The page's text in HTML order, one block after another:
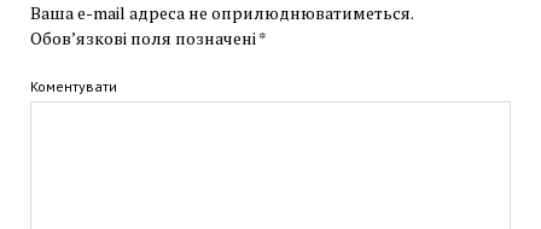
Ваша e-mail адреса не оприлюднюватиметься.
Обов’язкові поля позначені*
Коментувати